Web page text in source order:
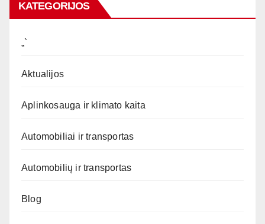
KATEGORIJOS
„`
Aktualijos
Aplinkosauga ir klimato kaita
Automobiliai ir transportas
Automobilių ir transportas
Blog